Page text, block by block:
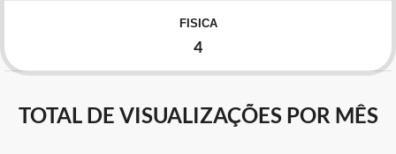
Banco Central do Brasil
FISICA
4
TOTAL DE VISUALIZAÇÕES POR MÊS